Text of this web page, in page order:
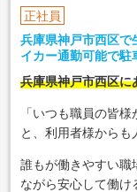
正社員
兵庫県神戸市西区
イカー通勤可能で駐
兵庫県神戸市西区に
「いつも職員の皆
と、利用者様からも
誰もが働きやすい職
ながら安心して働